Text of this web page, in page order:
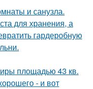
и санузла.
для хранения, а
гардеробную
площадью 43 кв.
- и вот